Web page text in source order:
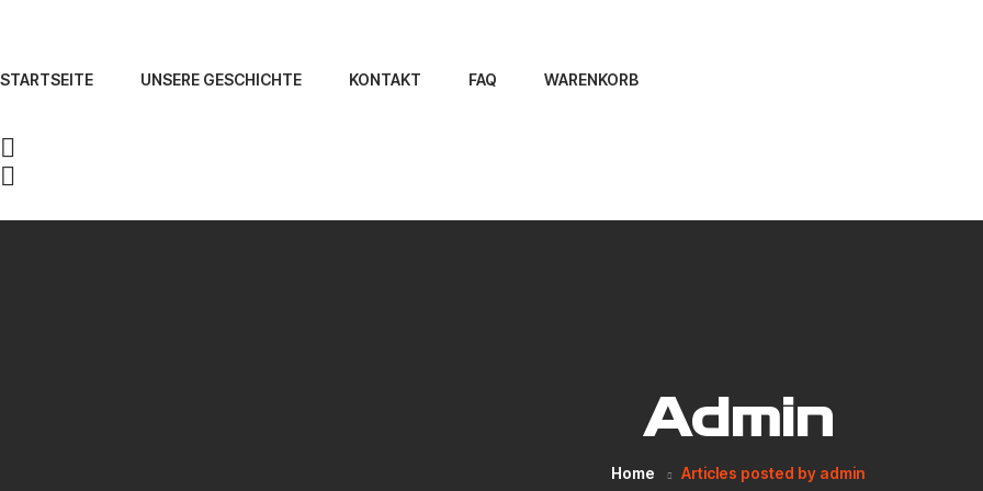
STARTSEITE UNSERE GESCHICHTE KONTAKT FAQ WARENKORB
Admin
Home Articles posted by admin